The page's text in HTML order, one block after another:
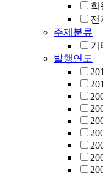
회
전
주제분류
기
발행연도